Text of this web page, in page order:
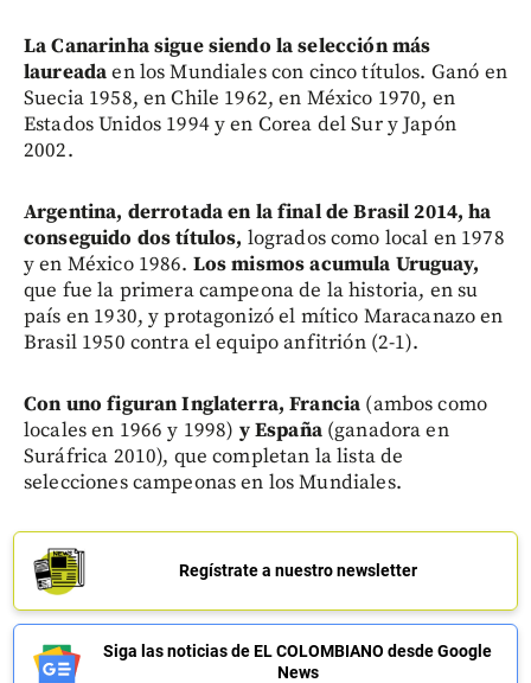
La Canarinha sigue siendo la selección más
laureadaen los Mundiales con cinco títulos. Ganó en
Suecia 1958, en Chile 1962, en México 1970, en
Estados Unidos 1994 y en Corea del Sur y Japón
2002.
Argentina, derrotada en la final de Brasil 2014, ha
conseguido dos títulos, logrados como local en 1978
y en México 1986. Los mismos acumula Uruguay,
que fue la primera campeona de la historia, en su
país en 1930, y protagonizó el mítico Maracanazo en
Brasil 1950 contra el equipo anfitrión (2-1).
Con uno figuran Inglaterra, Francia (ambos como
locales en 1966 y 1998) y España(ganadora en
Suráfrica 2010), que completan la lista de
selecciones campeonas en los Mundiales.
Regístrate a nuestro newsletter
Siga las noticias de EL COLOMBIANO desde Google
News